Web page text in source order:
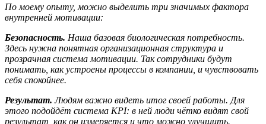
По моему опыту, можно выделить три значимых фактора
внутренней мотивации:
Безопасность. Наша базовая биологическая потребность.
Здесь нужна понятная организационная структура и
прозрачная система мотивации. Так сотрудники будут
понимать, как устроены процессы в компании, и чувствовать
себя спокойнее.
Результат. Людям важно видеть итог своей работы. Для
этого подойдёт система KPI: в ней люди чётко видят свой
результат, как он измеряется и что можно улучшить.